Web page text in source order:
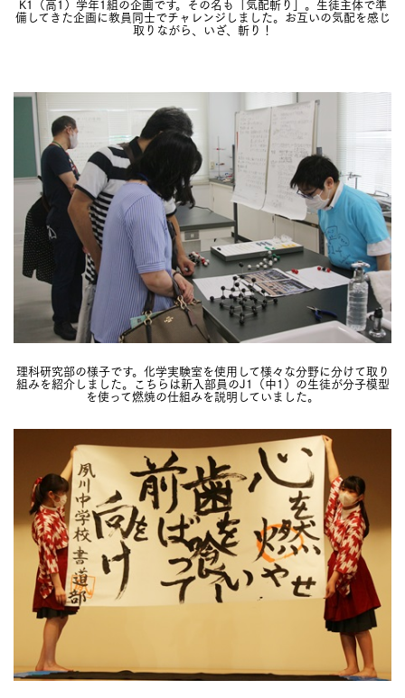
備してきた企画に教員同士でチャレンジしました。お互いの気配を感じ
取りながら、いざ、斬り！
理科研究部の様子です。化学実験室を使用して様々な分野に分けて取り
組みを紹介しました。こちらは新入部員のJ1（中1）の生徒が分子模型
を使って燃焼の仕組みを説明していました。